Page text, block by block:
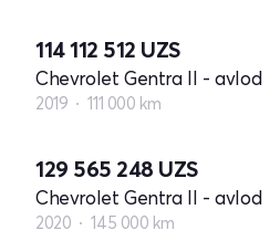
114 112 512 UZS
Chevrolet Gentra II - avlod
2019 111 000 km
129 565 248 UZS
Chevrolet Gentra II - avlod
2020 145 000 km